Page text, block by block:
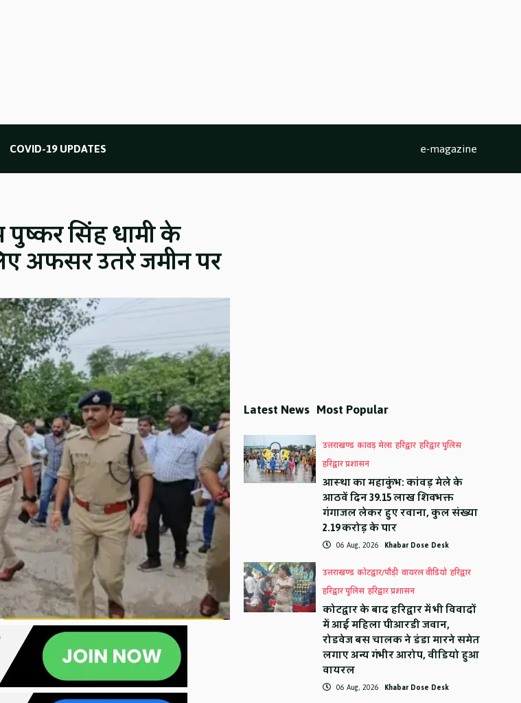
COVID-19 UPDATES e-magazine
पुष्कर सिंह धामी के
लिए अफसर उतरे जमीन पर
Latest News Most Popular
उत्तराखण्ड कावड़ मेला हरिद्वार हरिद्वार पुलिस
हरिद्वार प्रशासन
आस्था का महाकुंभ: कांवड़ मेले के
आठवें दिन 39.15 लाख शिवभक्त
गंगाजल लेकर हुए रवाना, कुल संख्या
2.19 करोड़ के पार
06 Aug, 2026 Khabar Dose Desk
उत्तराखण्ड कोटद्वार/पौड़ी वायरल वीडियो हरिद्वार
हरिद्वार पुलिस हरिद्वार प्रशासन
कोटद्वार के बाद हरिद्वार में भी विवादों
में आई महिला पीआरडी जवान,
रोडवेज बस चालक ने डंडा मारने समेत
लगाए अन्य गंभीर आरोप, वीडियो हुआ
वायरल
06 Aug, 2026 Khabar Dose Desk